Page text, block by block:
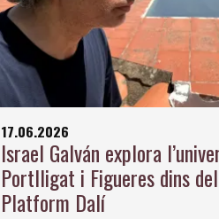
17.06.2026
Israel Galván explora
Portlligat i Figueres dins
Platform Dalí